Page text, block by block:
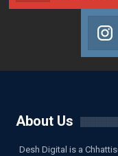
About Us
Desh Digital is a